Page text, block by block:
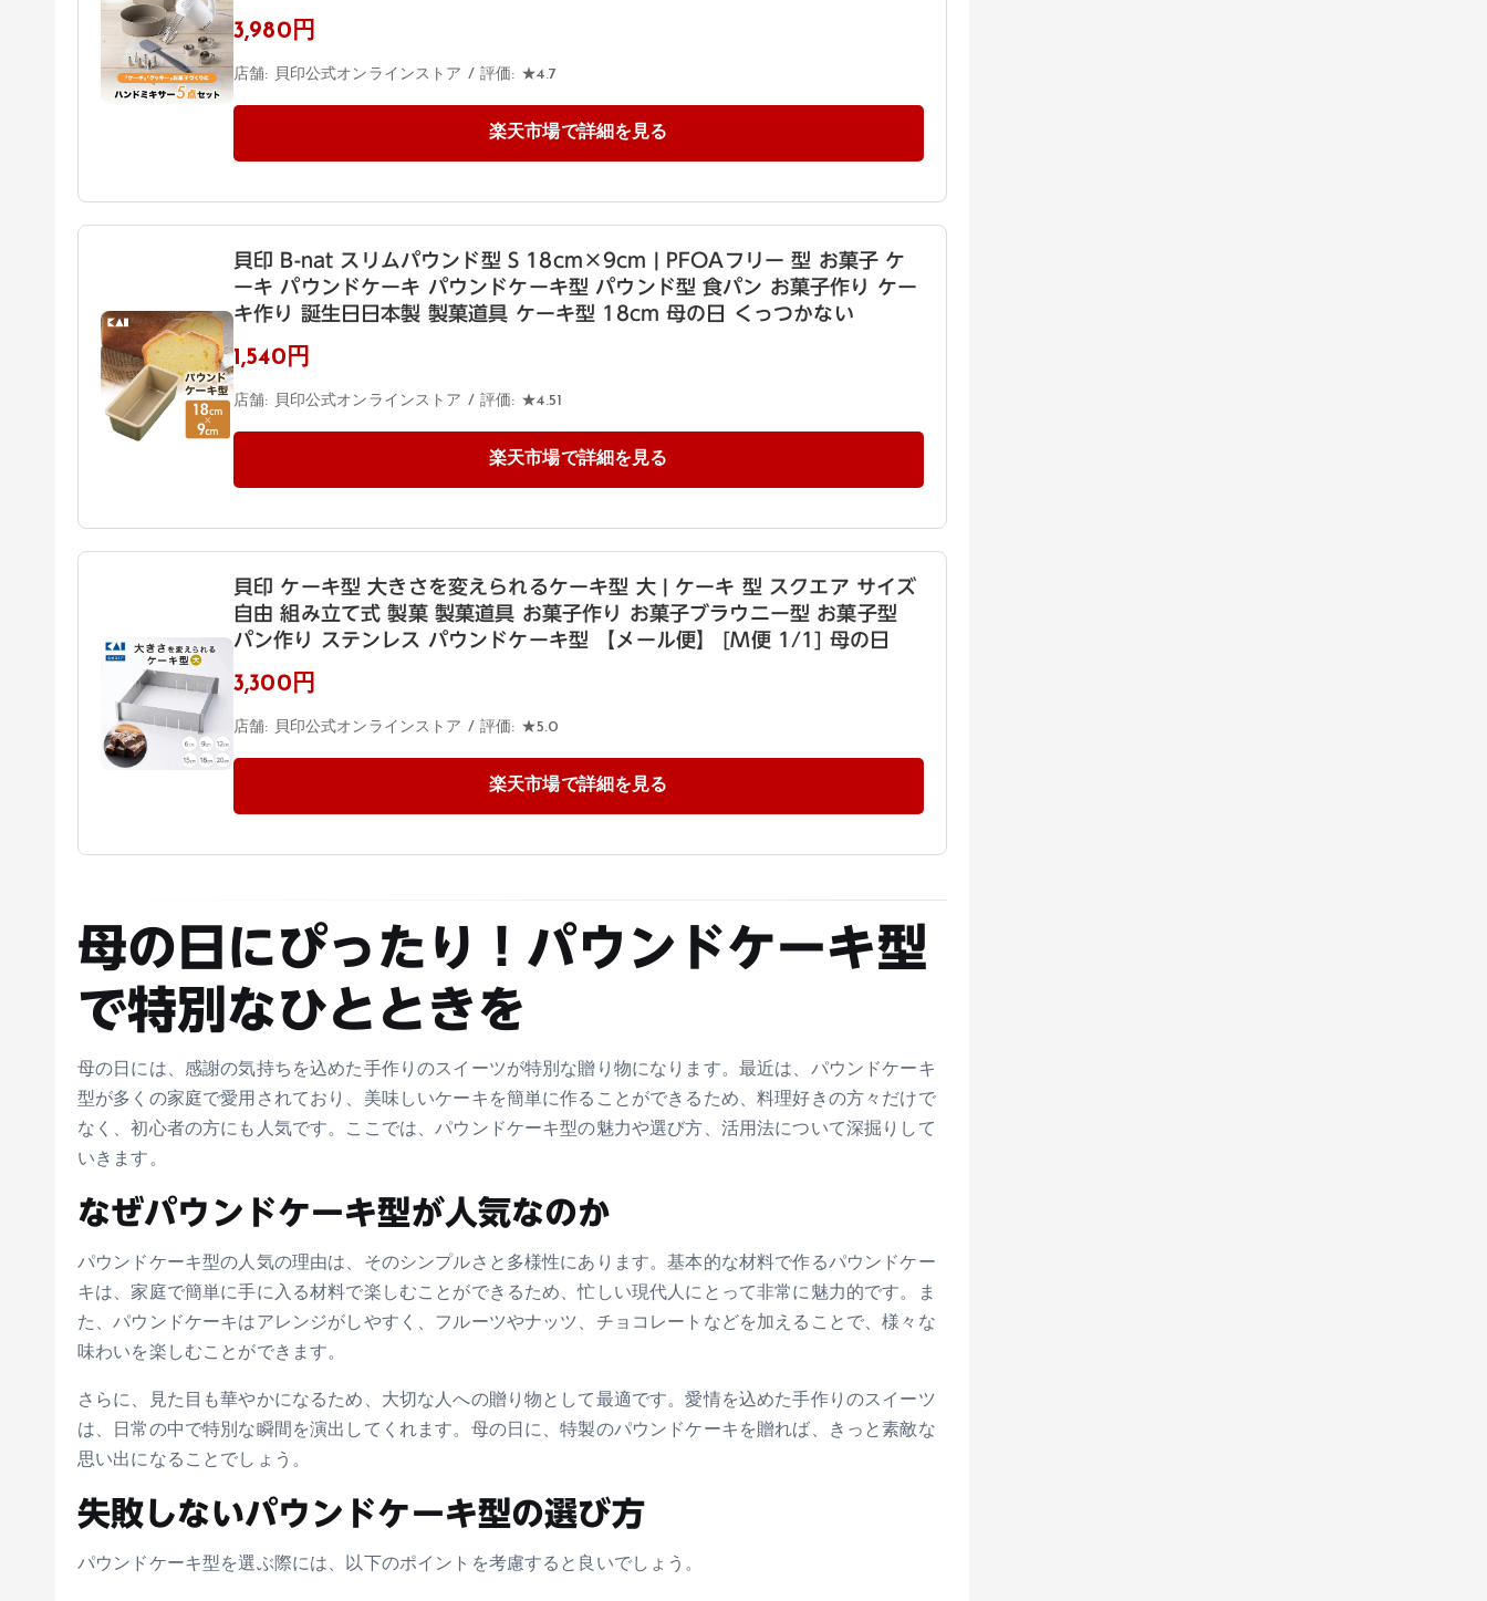
3,980円
店舗: 貝印公式オンラインストア / 評価: ★4.7
楽天市場で詳細を見る
貝印 B-nat スリムパウンド型 S 18cm×9cm | PFOAフリー 型 お菓子 ケ
ーキ パウンドケーキ パウンドケーキ型 パウンド型 食パン お菓子作り ケー
キ作り 誕生日日本製 製菓道具 ケーキ型 18cm 母の日 くっつかない
1,540円
店舗: 貝印公式オンラインストア / 評価: ★4.51
楽天市場で詳細を見る
貝印 ケーキ型 大きさを変えられるケーキ型 大 | ケーキ 型 スクエア サイズ
自由 組み立て式 製菓 製菓道具 お菓子作り お菓子ブラウニー型 お菓子型
パン作り ステンレス パウンドケーキ型 【メール便】 [M便 1/1] 母の日
3,300円
店舗: 貝印公式オンラインストア / 評価: ★5.0
楽天市場で詳細を見る
母の日にぴったり！パウンドケーキ型
で特別なひとときを
母の日には、感謝の気持ちを込めた手作りのスイーツが特別な贈り物になります。最近は、パウンドケーキ
型が多くの家庭で愛用されており、美味しいケーキを簡単に作ることができるため、料理好きの方々だけで
なく、初心者の方にも人気です。ここでは、パウンドケーキ型の魅力や選び方、活用法について深掘りして
いきます。
なぜパウンドケーキ型が人気なのか
パウンドケーキ型の人気の理由は、そのシンプルさと多様性にあります。基本的な材料で作るパウンドケー
キは、家庭で簡単に手に入る材料で楽しむことができるため、忙しい現代人にとって非常に魅力的です。ま
た、パウンドケーキはアレンジがしやすく、フルーツやナッツ、チョコレートなどを加えることで、様々な
味わいを楽しむことができます。
さらに、見た目も華やかになるため、大切な人への贈り物として最適です。愛情を込めた手作りのスイーツ
は、日常の中で特別な瞬間を演出してくれます。母の日に、特製のパウンドケーキを贈れば、きっと素敵な
思い出になることでしょう。
失敗しないパウンドケーキ型の選び方
パウンドケーキ型を選ぶ際には、以下のポイントを考慮すると良いでしょう。